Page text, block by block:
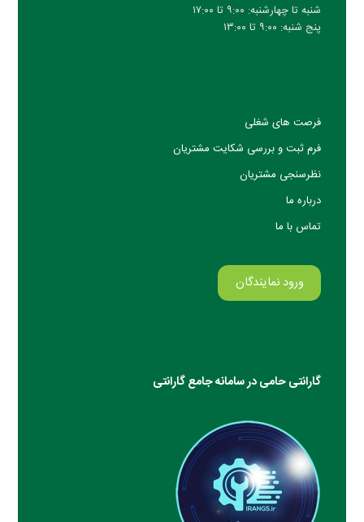
شنبه تا چهارشنبه: ۹:۰۰ تا ۱۷:۰۰
پنج شنبه: ۹:۰۰ تا ۱۳:۰۰
فرصت های شغلی
فرم ثبت و بررسی شکایت مشتریان
نظرسنجی مشتریان
درباره ما
تماس با ما
ورود نمایندگان
گارانتی حامی در سامانه جامع گارانتی